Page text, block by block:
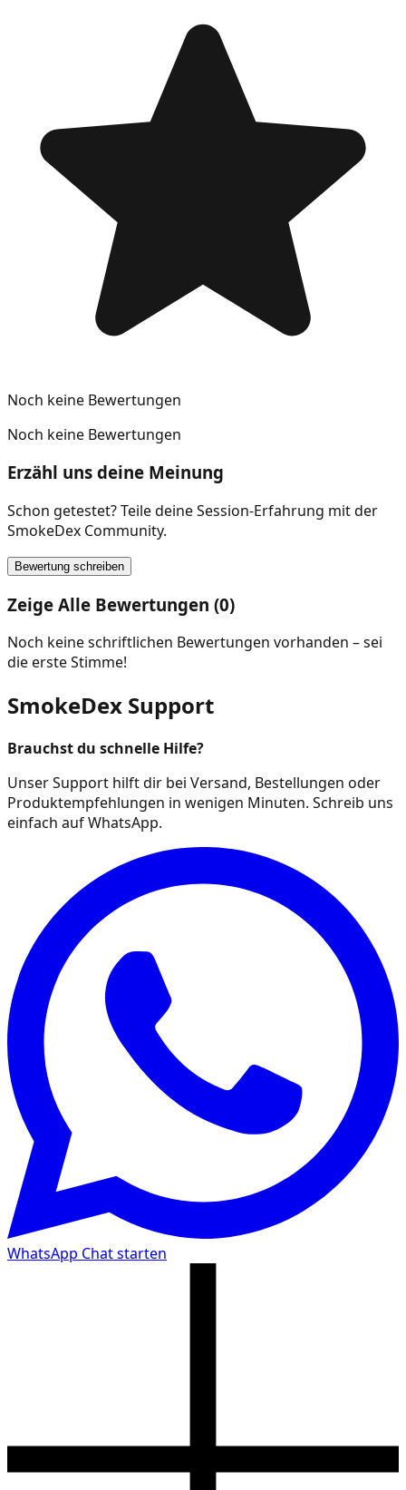
Noch keine Bewertungen
Noch keine Bewertungen
Erzähl uns deine Meinung
Schon getestet? Teile deine Session-Erfahrung mit der
SmokeDex Community.
Bewertung schreiben
Zeige Alle Bewertungen (0)
Noch keine schriftlichen Bewertungen vorhanden – sei
die erste Stimme!
SmokeDex Support
Brauchst du schnelle Hilfe?
Unser Support hilft dir bei Versand, Bestellungen oder
Produktempfehlungen in wenigen Minuten. Schreib uns
einfach auf WhatsApp.
WhatsApp Chat starten